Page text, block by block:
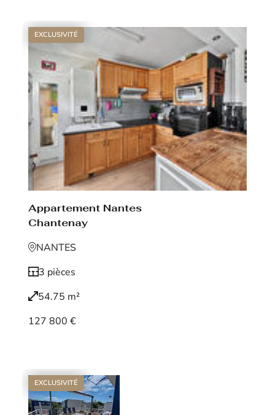
EXCLUSIVITÉ
Appartement Nantes
Chantenay
NANTES
3 pièces
54.75 m²
127 800 €
EXCLUSIVITÉ